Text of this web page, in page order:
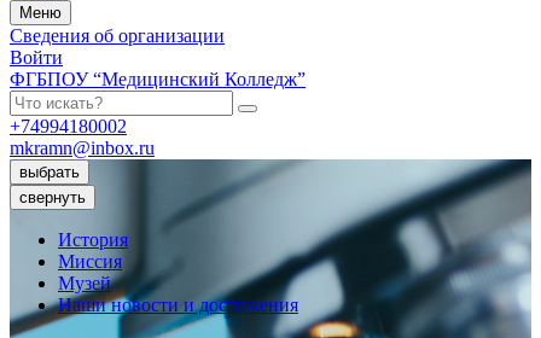
Меню
Сведения об организации
Войти
ФГБПОУ “Медицинский Колледж”
+74994180002
mkramn@inbox.ru
выбрать
свернуть
История
Миссия
Музей
Наши новости и достижения